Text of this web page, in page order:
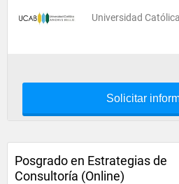
Universidad
Solicitar
Posgrado en Estrategias de
Consultoría (Online)